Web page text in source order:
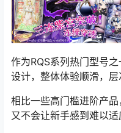
作为RQS系列热门型号
设计，整体体验顺滑，层
相比一些高门槛进阶产品
又不会让新手感到难以适